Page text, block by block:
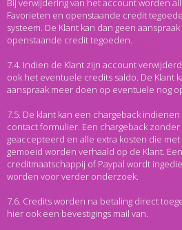
Bij verwijdering van het account worden
Favorieten en openstaande credit
systeem. De Klant kan dan geen
openstaande credit tegoeden.
7.4. Indien de Klant zijn account
ook het eventuele credits saldo. De Klant
aanspraak meer doen op eventuele nog
7.5. De klant kan een chargeback
contact formulier. Een chargeback
geaccepteerd en alle extra kosten die
gemoeid worden verhaald op de Klant.
creditmaatschappij of Paypal wordt
worden voor verder onderzoek.
7.6. Credits worden na betaling direct
hier ook een bevestigings mail van.